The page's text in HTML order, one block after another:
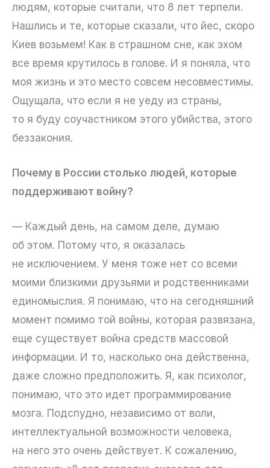
людям, которые считали, что 8 лет терпели.
Нашлись и те, которые сказали, что йес, скоро
Киев возьмем! Как в страшном сне, как эхом
все время крутилось в голове. И я поняла, что
моя жизнь и это место совсем несовместимы.
Ощущала, что если я не уеду из страны,
то я буду соучастником этого убийства, этого
беззакония.
Почему в России столько людей, которые
поддерживают войну?
— Каждый день, на самом деле, думаю
об этом. Потому что, я оказалась
не исключением. У меня тоже нет со всеми
моими близкими друзьями и родственниками
единомыслия. Я понимаю, что на сегодняшний
момент помимо той войны, которая развязана,
еще существует война средств массовой
информации. И то, насколько она действенна,
даже сложно предположить. Я, как психолог,
понимаю, что это идет программирование
мозга. Подспудно, независимо от воли,
интеллектуальной возможности человека,
на него это очень действует. К сожалению,